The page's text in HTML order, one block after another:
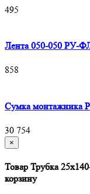
495
Лента 050-050
858
Сумка
30 754
×
Товар Трубка
корзину